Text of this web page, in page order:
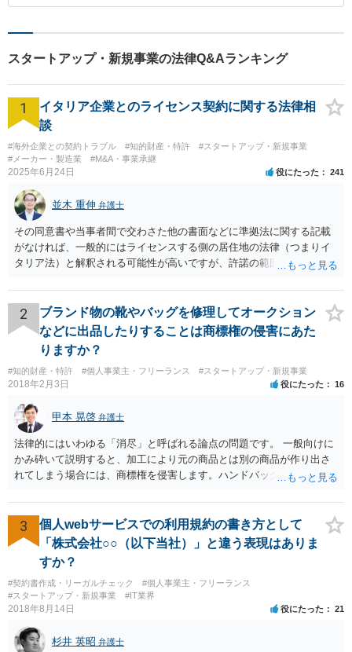
スタートアップ・新規事業の法律Q&Aランキング
1
イタリア企業とのライセンス契約に関する法律相
談
#海外企業との契約トラブル #知的財産・特許
#スタートアップ・新規事業
#メーカー・製造業
#M&A・事業承継
2025年6月24日 役にたった 241
並木 重伸 弁護士
その同意書や当事者間で交わさた他の書面などに準拠法に関する記載
がなければ、一般的にはライセンスする側の居住地の法律（つまりイ
タリア法）と解釈される可能性が高いですが、許諾の範囲が日本国内
あります。 なお、仮に日本法になるとしても、新しい会社との間で契
約が有効かどうかは、ライセンスされた権利の種類（著作権、商標
権、特許権など）や契約の時期などを見て判断する必要があります。
いずれにせよ具体的事情が分からないと確定的な回答は難しいと思わ
れますので、弁護士に直接相談されることをお勧めします。
2
ブランド物の靴やバッグを修理してオークション
などに出品したりすることは商標権の侵害にあた
りますか？
#知的財産・特許 #個人事業主・フリーランス #スタートアップ・新規事業
2018年2月3日 役にたった 16
甲本 晃啓 弁護士
法律的にはいわゆる「消尽」と呼ばれる論点の問題です。 一般向けに
かみ砕いて説明すると、加工により元の商品とは別の商品が作り出さ
れてしまう場合には、商標権を侵害します。ハンドバッグをポーチに
ための加工（一般にいう修理）は、商標権を侵害しません。 商標権者
は、その商品を売ったときに対価を回収しているので、商標権は用い
尽くされている（用尽、消尽といいます。）と解釈されます。他方
で、商標権者の預かり知らないところで、販売した商品から別の商品
（コピー品やリメイク品）が作りだされてしまうと、その商品が仮に
酷い品質であれば、商標権者のブランドイメージが傷ついてしまいま
すし、その証商標権者にクレームが来てしまいますので、商標権を侵
害します。その商品が流通すれば商標権（ロゴマーク等）に対する一
般消費者の信頼も害することになります。また、本来商標権者に入る
べき利益が入らないことになります。 修理だけではそのような問題は
3
個人webサービスでの利用規約の書き方として
「株式会社○○（以下当社）」と違う表現はありま
すか？
#契約書作成・リーガルチェック
#個人事業主・フリーランス
#スタートアップ・新規事業
#IT業界
2018年8月14日 役にたった 21
杉井 英昭 弁護士